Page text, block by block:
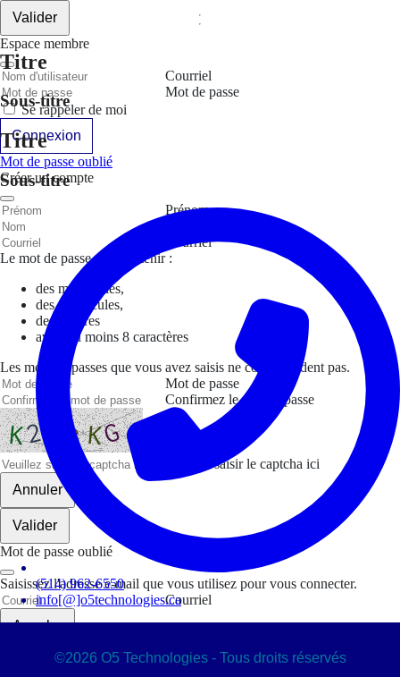
Titre
Sous-titre
Titre
Sous-titre
(514) 962-6550
info[@]o5technologies.ca
©2026 O5 Technologies - Tous droits réservés
Valider
Espace membre
Courriel
Mot de passe
Se rappeler de moi
Connexion
Mot de passe oublié
Créer un compte
Prénom
Courriel
Le mot de passe doit contenir :
des minuscules,
des majuscules,
des chiffres
avoir au moins 8 caractères
Les mots de passes que vous avez saisis ne correspondent pas.
Mot de passe
Confirmez le mot de passe
Veuillez saisir le captcha ici
Annuler
Valider
Mot de passe oublié
Saisissez l'adresse e-mail que vous utilisez pour vous connecter.
Courriel
Annuler
Valider